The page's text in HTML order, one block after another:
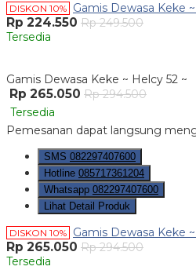
DISKON 10% Gamis Dewasa Keke
Rp 224.550 Rp 249.500
Tersedia
Gamis Dewasa Keke ~ Helcy 52 ~
Rp 265.050 Rp 294.500
Tersedia
Pemesanan dapat langsung
SMS 082297407600
Hotline 085717361204
Whatsapp 082297407600
Lihat Detail Produk
DISKON 10% Gamis Dewasa Keke
Rp 265.050 Rp 294.500
Tersedia